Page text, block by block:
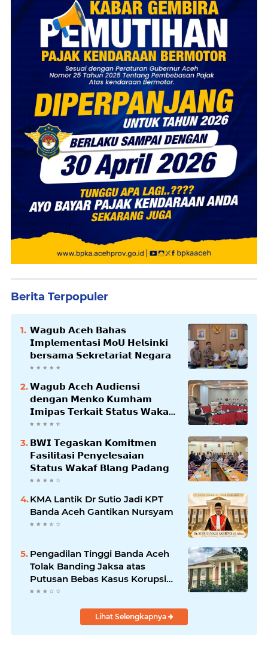
Berita Terpopuler
𝗪𝗮𝗴𝘂𝗯 𝗔𝗰𝗲𝗵 𝗕𝗮𝗵𝗮𝘀
𝗜𝗺𝗽𝗹𝗲𝗺𝗲𝗻𝘁𝗮𝘀𝗶 𝗠𝗼𝗨 𝗛𝗲𝗹𝘀𝗶𝗻𝗸𝗶
𝗯𝗲𝗿𝘀𝗮𝗺𝗮 𝗦𝗲𝗸𝗿𝗲𝘁𝗮𝗿𝗶𝗮𝘁 𝗡𝗲𝗴𝗮𝗿𝗮
𝗪𝗮𝗴𝘂𝗯 𝗔𝗰𝗲𝗵 𝗔𝘂𝗱𝗶𝗲𝗻𝘀𝗶
𝗱𝗲𝗻𝗴𝗮𝗻 𝗠𝗲𝗻𝗸𝗼 𝗞𝘂𝗺𝗵𝗮𝗺
𝗜𝗺𝗶𝗽𝗮𝘀 𝗧𝗲𝗿𝗸𝗮𝗶𝘁 𝗦𝘁𝗮𝘁𝘂𝘀 𝗪𝗮𝗸𝗮𝗳
𝗕𝗹𝗮𝗻𝗴𝗽𝗮𝗱𝗮𝗻𝗴
𝗕𝗪𝗜 𝗧𝗲𝗴𝗮𝘀𝗸𝗮𝗻 𝗞𝗼𝗺𝗶𝘁𝗺𝗲𝗻
𝗙𝗮𝘀𝗶𝗹𝗶𝘁𝗮𝘀𝗶 𝗣𝗲𝗻𝘆𝗲𝗹𝗲𝘀𝗮𝗶𝗮𝗻
𝗦𝘁𝗮𝘁𝘂𝘀 𝗪𝗮𝗸𝗮𝗳 𝗕𝗹𝗮𝗻𝗴 𝗣𝗮𝗱𝗮𝗻𝗴
KMA Lantik Dr Sutio Jadi KPT
Banda Aceh Gantikan Nursyam
Pengadilan Tinggi Banda Aceh
Tolak Banding Jaksa atas
Putusan Bebas Kasus Korupsi
Wastafel
Lihat Selengkapnya